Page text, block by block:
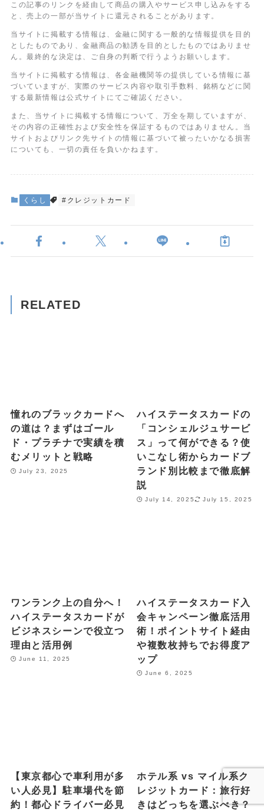
この記事のリンクを経由して商品の購入やサービス申し込みをする
と、売上の一部が当サイトに還元されることがあります。
当サイトに掲載する情報は、金融に関する一般的な情報提供を目的
としたものであり、金融商品の勧誘を目的としたものではありませ
ん。最終的な決定は、ご自身の判断で行うようお願いします。
当サイトに掲載する情報は、各金融機関等の提供している情報に基
づいていますが、実際のサービス内容や取引手数料、銘柄などに関
する最新情報は公式サイトにてご確認ください。
また、当サイトに掲載する情報について、万全を期していますが、
その内容の正確性および安全性を保証するものではありません。当
サイトおよびリンク先サイトの情報に基づいて被ったいかなる損害
についても、一切の責任を負いかねます。
くらし #クレジットカード
RELATED
憧れのブラックカードへ
の道は？まずはゴール
ド・プラチナで実績を積
むメリットと戦略
July 23, 2025
ハイステータスカードの
「コンシェルジュサービ
ス」って何ができる？使
いこなし術からカードブ
ランド別比較まで徹底解
説
July 14, 2025 July 15, 2025
ワンランク上の自分へ！
ハイステータスカードが
ビジネスシーンで役立つ
理由と活用例
June 11, 2025
ハイステータスカード入
会キャンペーン徹底活用
術！ポイントサイト経由
や複数枚持ちでお得度ア
ップ
June 6, 2025
【東京都心で車利用が多
い人必見】駐車場代を節
約！都心ドライバー必見
ホテル系 vs マイル系ク
レジットカード：旅行好
きはどっちを選ぶべき？